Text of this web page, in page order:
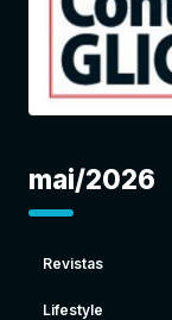
mai/2026
Revistas
Lifestyle